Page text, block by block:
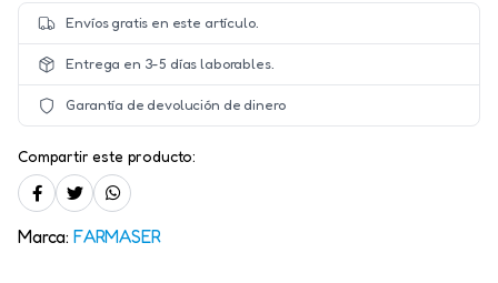
Envíos gratis en este artículo.
Entrega en 3-5 días laborables.
Garantía de devolución de dinero
Compartir este producto:
Marca: FARMASER